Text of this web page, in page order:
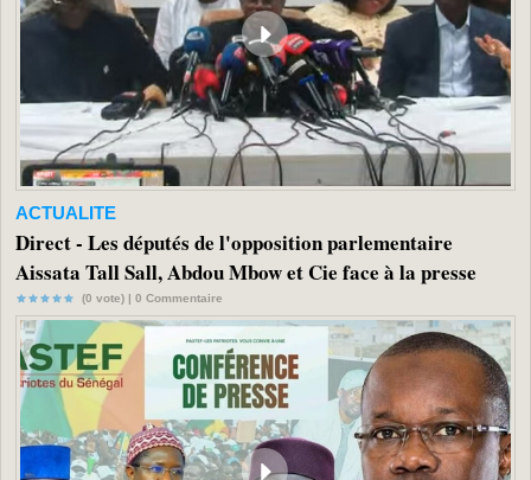
ACTUALITE
Direct - Les députés de l'opposition parlementaire
Aissata Tall Sall, Abdou Mbow et Cie face à la presse
(0 vote) | 0 Commentaire